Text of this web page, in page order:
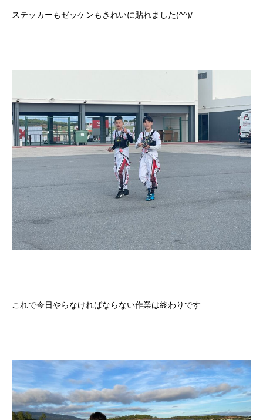
ステッカーもゼッケンもきれいに貼れました(^^)/
これで今日やらなければならない作業は終わりです